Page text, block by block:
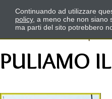
PULIAMO
Continuando ad utilizzare
policy, a meno che non siano
ma parti del sito potrebbero